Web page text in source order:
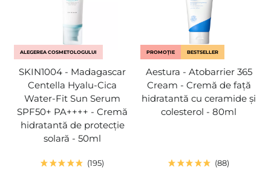
ALEGEREA COSMETOLOGULUI
SKIN1004 - Madagascar
Centella Hyalu-Cica
Water-Fit Sun Serum
SPF50+ PA++++ - Cremă
hidratantă de protecție
solară - 50ml
195
PROMOȚIE BESTSELLER
Aestura - Atobarrier 365
Cream - Cremă de față
hidratantă cu ceramide și
colesterol - 80ml
88